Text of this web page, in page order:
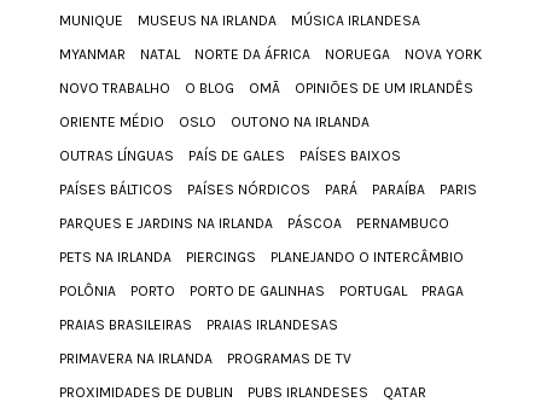
MUNIQUE
MUSEUS NA IRLANDA
MÚSICA IRLANDESA
MYANMAR
NATAL NORTE DA ÁFRICA NORUEGA
NOVA YORK
NOVO TRABALHO
O BLOG OMÃ
OPINIÕES DE UM IRLANDÊS
ORIENTE MÉDIO
OSLO
OUTONO NA IRLANDA
OUTRAS LÍNGUAS
PAÍS DE GALES
PAÍSES BAIXOS
PAÍSES BÁLTICOS
PAÍSES NÓRDICOS PARÁ PARAÍBA
PARIS
PARQUES E JARDINS NA IRLANDA
PÁSCOA
PERNAMBUCO
PETS NA IRLANDA
PIERCINGS
PLANEJANDO O INTERCÂMBIO
POLÔNIA
PORTO PORTO DE GALINHAS PORTUGAL
PRAGA
PRAIAS BRASILEIRAS
PRAIAS IRLANDESAS
PRIMAVERA NA IRLANDA
PROGRAMAS DE TV
PROXIMIDADES DE DUBLIN
PUBS IRLANDESES
QATAR